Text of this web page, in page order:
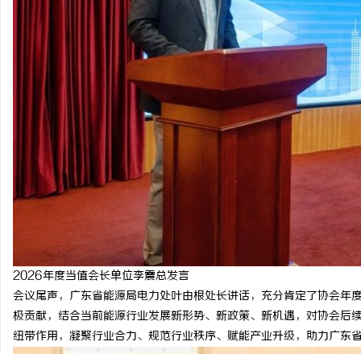
2026年度当值会长单位李震总发言
会议尾声，广东省能源局电力处叶由根处长讲话，充分肯定了协会
极贡献，结合当前能源行业发展新形势、新政策、新机遇，对协会
纽带作用，凝聚行业合力、规范行业秩序、赋能产业升级，助力广东